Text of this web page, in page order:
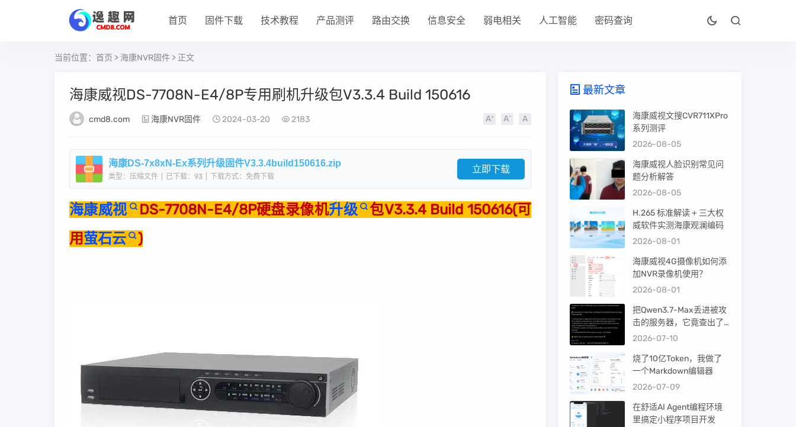
首页 固件下载 技术教程 产品测评 路由交换 信息安全 弱电相关 人工智能 密码查询
当前位置： 首页 > 海康NVR固件 > 正文
海康威视DS-7708N-E4/8P专用刷机升级包V3.3.4 Build 150616
cmd8.com 海康NVR固件 2024-03-20 2183
海康DS-7x8xN-Ex系列升级固件V3.3.4build150616.zip
类型：压缩文件 已下载：93 下载方式：免费下载
立即下载
海康威视 DS-7708N-E4/8P硬盘录像机升级
包V3.3.4 Build 150616(可
用萤石云 )
最新文章
海康威视文搜CVR711XPro
系列测评
2026-08-05
海康威视人脸识别常见问
题分析解答
2026-08-05
H.265 标准解读 + 三大权
威软件实测海康观澜编码
2026-08-01
海康威视4G摄像机如何添
加NVR录像机使用？
2026-08-01
把Qwen3.7-Max丢进被攻
击的服务器，它竟查出了
暴力破解！
2026-07-10
烧了10亿Token，我做了
一个Markdown编辑器
2026-07-09
在舒适AI Agent编程环境
里搞定小程序项目开发